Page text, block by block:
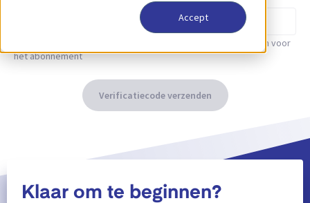
Accept
Voer het e-mailadres in dat je hebt gebruikt bij het aanmelden voor
het abonnement
Verificatiecode verzenden
Klaar om te beginnen?